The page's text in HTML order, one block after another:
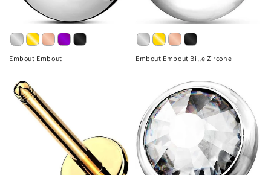
n
:
Embout Embout Embout Embout Bille Zircone